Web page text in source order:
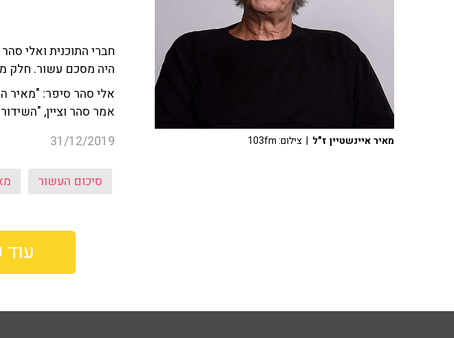
היה מסכם עשור. חלק
אלי סהר סיפר: "מאיר
אמר סהר וציין,
31/12/2019
סיכום העשור
מאיר איינשטיין ז"ל | צילום: 103fm